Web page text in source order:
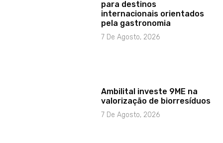
para destinos
internacionais orientados
pela gastronomia
7 De Agosto, 2026
Ambilital investe 9ME na
valorização de biorresíduos
7 De Agosto, 2026